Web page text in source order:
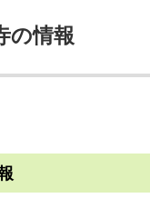
の情報